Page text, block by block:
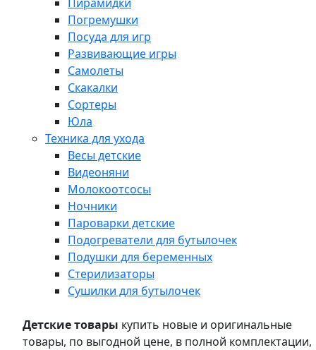
Погремушки
Посуда для игр
Развивающие игры
Самолеты
Скакалки
Сортеры
Юла
Техника для ухода
Весы детские
Видеоняни
Молокоотсосы
Ночники
Пароварки детские
Подогреватели для бутылочек
Подушки для беременных
Стерилизаторы
Сушилки для бутылочек
Детские товары купить новые и оригинальные
товары, по выгодной цене, в полной комплектации,